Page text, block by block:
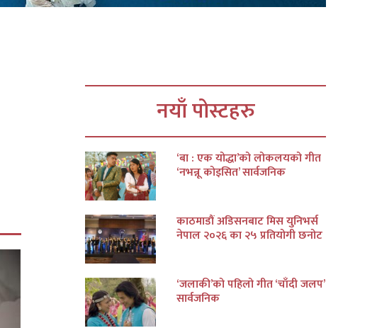
नयाँ पोस्टहरु
‘बा : एक योद्धा’को लोकलयको गीत
‘नभन्नू कोइसित’ सार्वजनिक
काठमाडौं अडिसनबाट मिस युनिभर्स
नेपाल २०२६ का २५ प्रतियोगी छनोट
‘जलाकी’को पहिलो गीत ‘चाँदी जलप’
सार्वजनिक